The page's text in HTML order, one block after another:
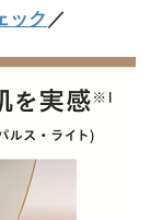
ック／